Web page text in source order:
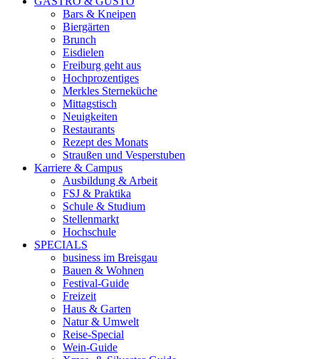
Bars & Kneipen
Biergärten
Brunch
Eisdielen
Freiburg geht aus
Hochprozentiges
Merkles Sterneküche
Mittagstisch
Neuigkeiten
Restaurants
Rezept des Monats
Straußen und Vesperstuben
Karriere & Campus
Ausbildung & Arbeit
FSJ & Praktika
Schule & Studium
Stellenmarkt
Hochschule
SPECIALS
business im Breisgau
Bauen & Wohnen
Festival-Guide
Freizeit
Haus & Garten
Natur & Umwelt
Reise-Special
Wein-Guide